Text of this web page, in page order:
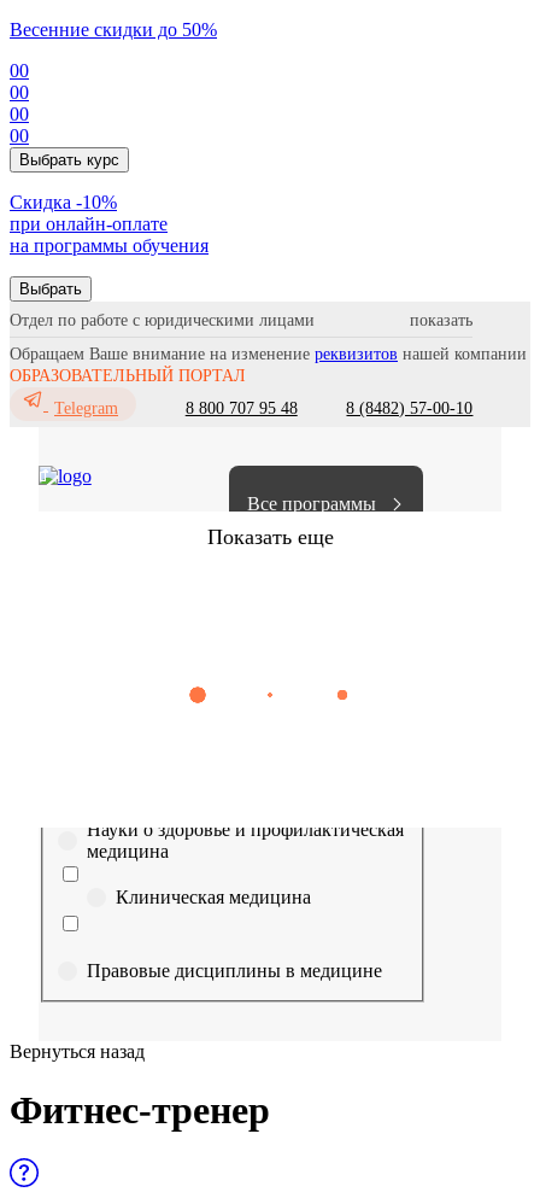
Весенние скидки до 50%
00
00
00
00
Выбрать курс
Cкидка -10%
при онлайн-оплате
на программы обучения
Выбрать
Отдел по работе с юридическими лицами
Обращаем Ваше внимание на изменение реквизитов нашей компании
ОБРАЗОВАТЕЛЬНЫЙ ПОРТАЛ
Telegram
8 800 707 95 48 8 (8482) 57-00-10
Все программы
Показать еще
Эпидемиология Медицинская помощь
Выберите направление
Науки о здоровье и профилактическая
медицина
Клиническая медицина
Правовые дисциплины в медицине
медицине
Вернуться назад
Фитнес-тренер